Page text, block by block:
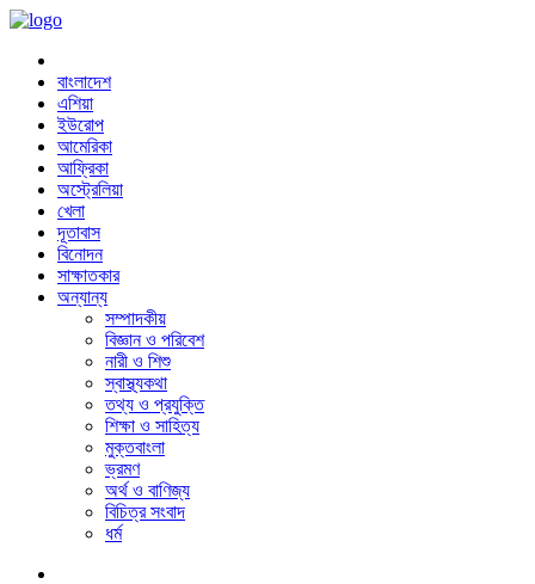
বাংলাদেশ
এশিয়া
ইউরোপ
আমেরিকা
আফ্রিকা
অস্ট্রেলিয়া
খেলা
দূতাবাস
বিনোদন
সাক্ষাতকার
অন্যান্য
সম্পাদকীয়
বিজ্ঞান ও পরিবেশ
নারী ও শিশু
স্বাস্থ্যকথা
তথ্য ও প্রযুক্তি
শিক্ষা ও সাহিত্য
মুক্তবাংলা
ভ্রমণ
অর্থ ও বাণিজ্য
বিচিত্র সংবাদ
ধর্ম